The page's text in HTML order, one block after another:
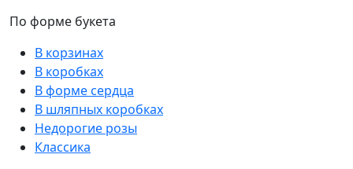
По форме букета
В корзинах
В коробках
В форме сердца
В шляпных коробках
Недорогие розы
Классика